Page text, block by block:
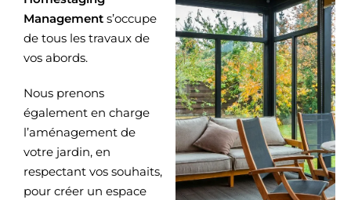
Management s’occupe
de tous les travaux de
vos abords.
Nous prenons
également en charge
l’aménagement de
votre jardin, en
respectant vos souhaits,
pour créer un espace